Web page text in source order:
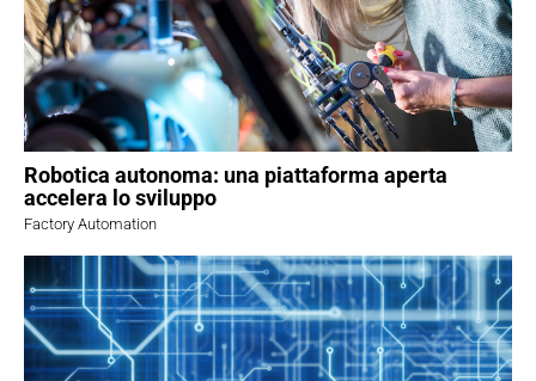
Robotica autonoma: una piattaforma aperta
accelera lo sviluppo
Factory Automation